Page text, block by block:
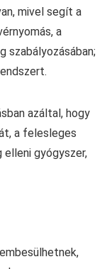
mivel segít a
a
szabályozásában;
azáltal, hogy
a felesleges
gyógyszer,